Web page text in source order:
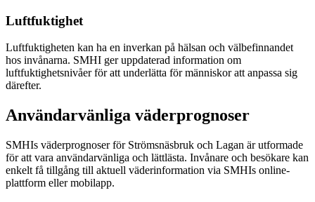
Luftfuktighet
Luftfuktigheten kan ha en inverkan på hälsan och välbefinnandet
hos invånarna. SMHI ger uppdaterad information om
luftfuktighetsnivåer för att underlätta för människor att anpassa sig
därefter.
Användarvänliga väderprognoser
SMHIs väderprognoser för Strömsnäsbruk och Lagan är utformade
för att vara användarvänliga och lättlästa. Invånare och besökare kan
enkelt få tillgång till aktuell väderinformation via SMHIs online-
plattform eller mobilapp.